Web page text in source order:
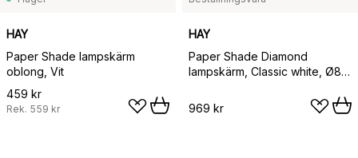
HAY
Paper Shade lampskärm
oblong, Vit
459 kr
Rek. 559 kr
HAY
Paper Shade Diamond
lampskärm, Classic white, Ø80
969 kr